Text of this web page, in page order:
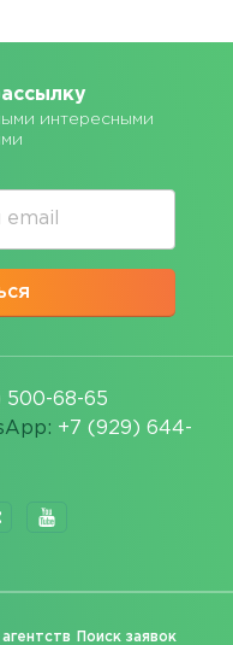
интересными
500-68-65
+7 (929) 644-
Поиск заявок